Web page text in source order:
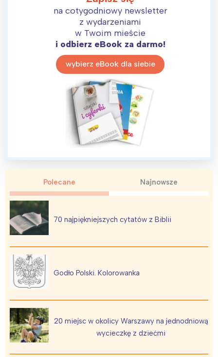
na cotygodniowy newsletter
z wydarzeniami
w Twoim mieście
i odbierz eBook za darmo!
wybierz eBook dla siebie
Polecane Najnowsze
70 najpiękniejszych cytatów z Biblii
Godło Polski. Kolorowanka
20 miejsc w okolicy Warszawy na jednodniową
wycieczkę z dziećmi
Interesują mnie wydarzenia z